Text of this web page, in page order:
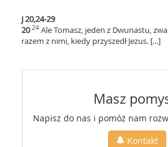
J 20,24-29
2024 Ale Tomasz, jeden z Dwunastu,
razem z nimi, kiedy przyszedł Jezus. [...]
Masz
Napisz do nas i pomóż nam
Kontakt